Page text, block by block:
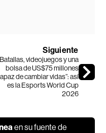
Siguiente
Batallas, videojuegos y una
bolsa de US$75 millones
de cambiar vidas”: así
es la Esports World Cup
2026
en su fuente de